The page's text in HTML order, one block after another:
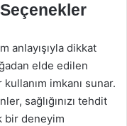
anlayışıyla dikkat
elde edilen
imkanı sunar.
sağlığınızı tehdit
bir deneyim